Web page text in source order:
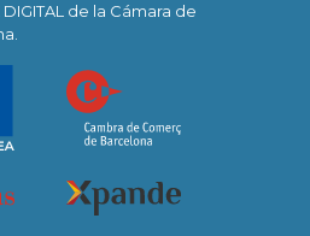
de la Cámara de